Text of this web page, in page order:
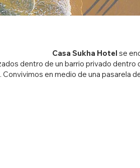
Casa Sukha Hotel se
dentro de un barrio privado
Convivimos en medio de una pasarela